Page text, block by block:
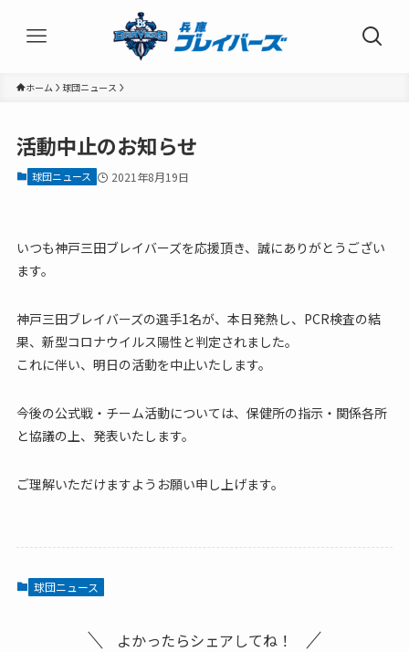
ホーム 球団ニュース
活動中止のお知らせ
球団ニュース 2021年8月19日
いつも神戸三田ブレイバーズを応援頂き、誠にありがとうござい
ます。
神戸三田ブレイバーズの選手1名が、本日発熱し、PCR検査の結
果、新型コロナウイルス陽性と判定されました。
これに伴い、明日の活動を中止いたします。
今後の公式戦・チーム活動については、保健所の指示・関係各所
と協議の上、発表いたします。
ご理解いただけますようお願い申し上げます。
球団ニュース
よかったらシェアしてね！